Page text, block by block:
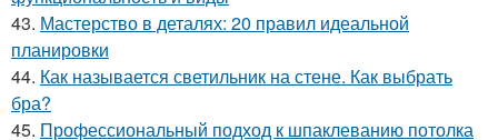
43. Мастерство в деталях: 20 правил идеальной
планировки
44. Как называется светильник на стене. Как выбрать
бра?
45. Профессиональный подход к шпаклеванию потолка